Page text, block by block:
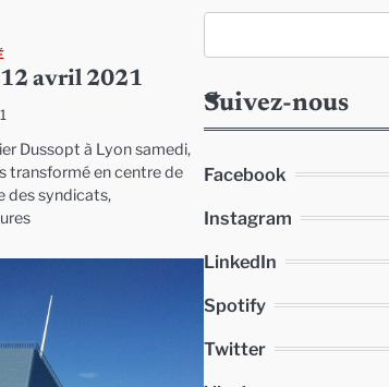
12 avril 2021
Dussopt à Lyon samedi,
transformé en centre de
des syndicats,
Suivez-nous
Facebook
Instagram
LinkedIn
Spotify
Twitter